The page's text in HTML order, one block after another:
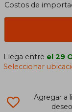
Costos de
Llega entre el 29
Seleccionar
Agregar a